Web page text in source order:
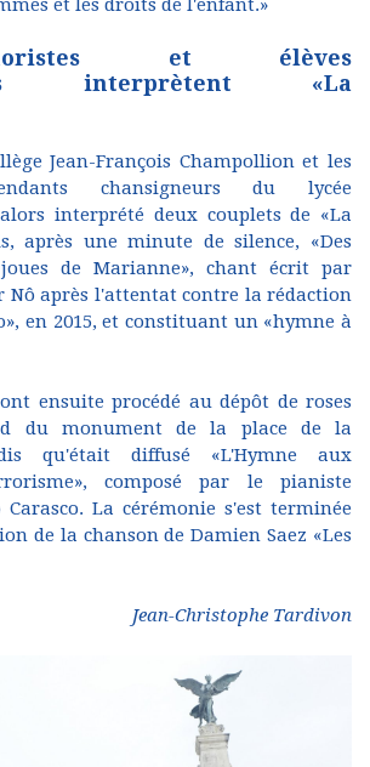
et les droits de l'enfant.»
et élèves
interprètent «La
Jean-François Champollion et les
chansigneurs du lycée
interprété deux couplets de «La
après une minute de silence, «Des
de Marianne», chant écrit par
Nô après l'attentat contre la rédaction
en 2015, et constituant un «hymne à
ensuite procédé au dépôt de roses
du monument de la place de la
qu'était diffusé «L'Hymne aux
composé par le pianiste
La cérémonie s'est terminée
de la chanson de Damien Saez «Les
Jean-Christophe Tardivon